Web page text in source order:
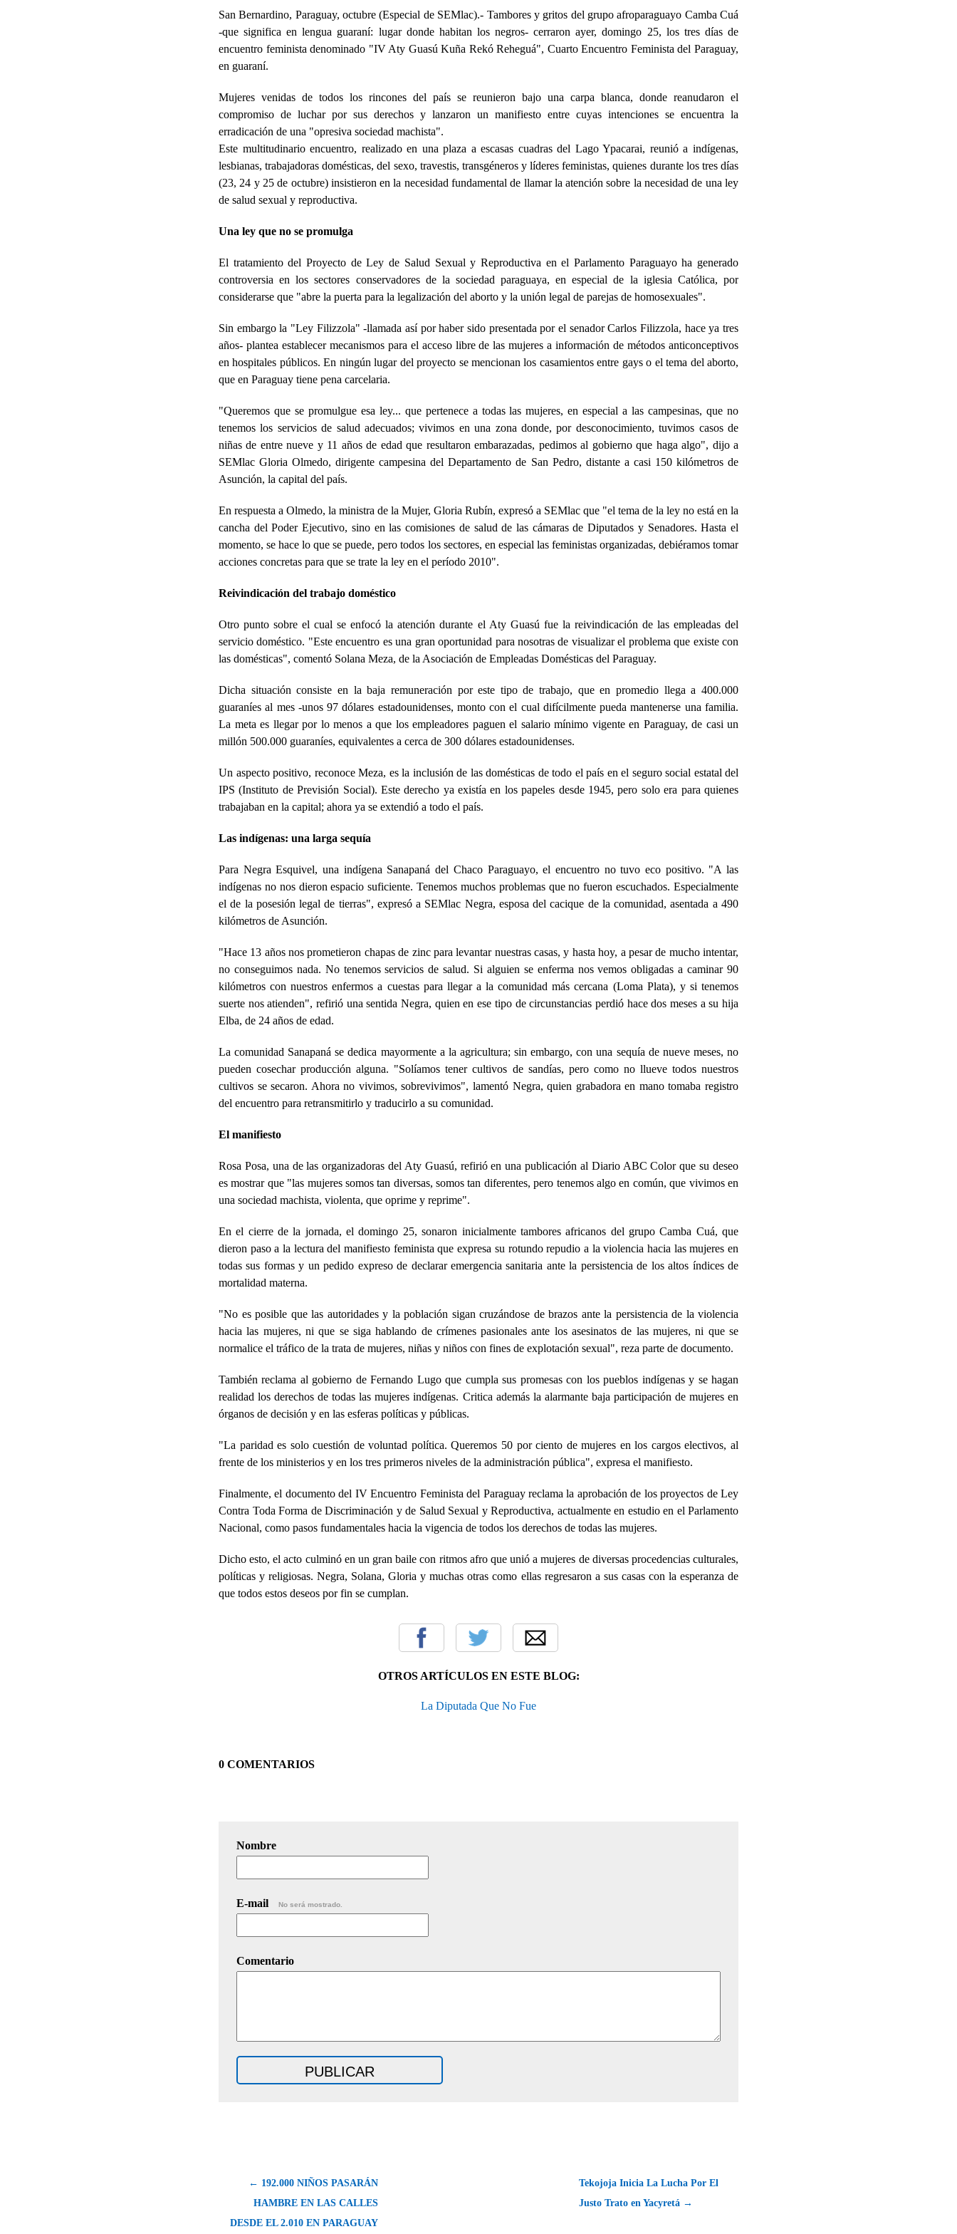
San Bernardino, Paraguay, octubre (Especial de SEMlac).- Tambores y gritos del grupo afroparaguayo Camba Cuá
-que significa en lengua guaraní: lugar donde habitan los negros- cerraron ayer, domingo 25, los tres días de
encuentro feminista denominado "IV Aty Guasú Kuña Rekó Reheguá", Cuarto Encuentro Feminista del Paraguay,
en guaraní.
Mujeres venidas de todos los rincones del país se reunieron bajo una carpa blanca, donde reanudaron el
compromiso de luchar por sus derechos y lanzaron un manifiesto entre cuyas intenciones se encuentra la
erradicación de una "opresiva sociedad machista".
Este multitudinario encuentro, realizado en una plaza a escasas cuadras del Lago Ypacarai, reunió a indígenas,
lesbianas, trabajadoras domésticas, del sexo, travestis, transgéneros y líderes feministas, quienes durante los tres días
(23, 24 y 25 de octubre) insistieron en la necesidad fundamental de llamar la atención sobre la necesidad de una ley
de salud sexual y reproductiva.
Una ley que no se promulga
El tratamiento del Proyecto de Ley de Salud Sexual y Reproductiva en el Parlamento Paraguayo ha generado
controversia en los sectores conservadores de la sociedad paraguaya, en especial de la iglesia Católica, por
considerarse que "abre la puerta para la legalización del aborto y la unión legal de parejas de homosexuales".
Sin embargo la "Ley Filizzola" -llamada así por haber sido presentada por el senador Carlos Filizzola, hace ya tres
años- plantea establecer mecanismos para el acceso libre de las mujeres a información de métodos anticonceptivos
en hospitales públicos. En ningún lugar del proyecto se mencionan los casamientos entre gays o el tema del aborto,
que en Paraguay tiene pena carcelaria.
"Queremos que se promulgue esa ley... que pertenece a todas las mujeres, en especial a las campesinas, que no
tenemos los servicios de salud adecuados; vivimos en una zona donde, por desconocimiento, tuvimos casos de
niñas de entre nueve y 11 años de edad que resultaron embarazadas, pedimos al gobierno que haga algo", dijo a
SEMlac Gloria Olmedo, dirigente campesina del Departamento de San Pedro, distante a casi 150 kilómetros de
Asunción, la capital del país.
En respuesta a Olmedo, la ministra de la Mujer, Gloria Rubín, expresó a SEMlac que "el tema de la ley no está en la
cancha del Poder Ejecutivo, sino en las comisiones de salud de las cámaras de Diputados y Senadores. Hasta el
momento, se hace lo que se puede, pero todos los sectores, en especial las feministas organizadas, debiéramos tomar
acciones concretas para que se trate la ley en el período 2010".
Reivindicación del trabajo doméstico
Otro punto sobre el cual se enfocó la atención durante el Aty Guasú fue la reivindicación de las empleadas del
servicio doméstico. "Este encuentro es una gran oportunidad para nosotras de visualizar el problema que existe con
las domésticas", comentó Solana Meza, de la Asociación de Empleadas Domésticas del Paraguay.
Dicha situación consiste en la baja remuneración por este tipo de trabajo, que en promedio llega a 400.000
guaraníes al mes -unos 97 dólares estadounidenses, monto con el cual difícilmente pueda mantenerse una familia.
La meta es llegar por lo menos a que los empleadores paguen el salario mínimo vigente en Paraguay, de casi un
millón 500.000 guaraníes, equivalentes a cerca de 300 dólares estadounidenses.
Un aspecto positivo, reconoce Meza, es la inclusión de las domésticas de todo el país en el seguro social estatal del
IPS (Instituto de Previsión Social). Este derecho ya existía en los papeles desde 1945, pero solo era para quienes
trabajaban en la capital; ahora ya se extendió a todo el país.
Las indígenas: una larga sequía
Para Negra Esquivel, una indígena Sanapaná del Chaco Paraguayo, el encuentro no tuvo eco positivo. "A las
indígenas no nos dieron espacio suficiente. Tenemos muchos problemas que no fueron escuchados. Especialmente
el de la posesión legal de tierras", expresó a SEMlac Negra, esposa del cacique de la comunidad, asentada a 490
kilómetros de Asunción.
"Hace 13 años nos prometieron chapas de zinc para levantar nuestras casas, y hasta hoy, a pesar de mucho intentar,
no conseguimos nada. No tenemos servicios de salud. Si alguien se enferma nos vemos obligadas a caminar 90
kilómetros con nuestros enfermos a cuestas para llegar a la comunidad más cercana (Loma Plata), y si tenemos
suerte nos atienden", refirió una sentida Negra, quien en ese tipo de circunstancias perdió hace dos meses a su hija
Elba, de 24 años de edad.
La comunidad Sanapaná se dedica mayormente a la agricultura; sin embargo, con una sequía de nueve meses, no
pueden cosechar producción alguna. "Solíamos tener cultivos de sandías, pero como no llueve todos nuestros
cultivos se secaron. Ahora no vivimos, sobrevivimos", lamentó Negra, quien grabadora en mano tomaba registro
del encuentro para retransmitirlo y traducirlo a su comunidad.
El manifiesto
Rosa Posa, una de las organizadoras del Aty Guasú, refirió en una publicación al Diario ABC Color que su deseo
es mostrar que "las mujeres somos tan diversas, somos tan diferentes, pero tenemos algo en común, que vivimos en
una sociedad machista, violenta, que oprime y reprime".
En el cierre de la jornada, el domingo 25, sonaron inicialmente tambores africanos del grupo Camba Cuá, que
dieron paso a la lectura del manifiesto feminista que expresa su rotundo repudio a la violencia hacia las mujeres en
todas sus formas y un pedido expreso de declarar emergencia sanitaria ante la persistencia de los altos índices de
mortalidad materna.
"No es posible que las autoridades y la población sigan cruzándose de brazos ante la persistencia de la violencia
hacia las mujeres, ni que se siga hablando de crímenes pasionales ante los asesinatos de las mujeres, ni que se
normalice el tráfico de la trata de mujeres, niñas y niños con fines de explotación sexual", reza parte de documento.
También reclama al gobierno de Fernando Lugo que cumpla sus promesas con los pueblos indígenas y se hagan
realidad los derechos de todas las mujeres indígenas. Critica además la alarmante baja participación de mujeres en
órganos de decisión y en las esferas políticas y públicas.
"La paridad es solo cuestión de voluntad política. Queremos 50 por ciento de mujeres en los cargos electivos, al
frente de los ministerios y en los tres primeros niveles de la administración pública", expresa el manifiesto.
Finalmente, el documento del IV Encuentro Feminista del Paraguay reclama la aprobación de los proyectos de Ley
Contra Toda Forma de Discriminación y de Salud Sexual y Reproductiva, actualmente en estudio en el Parlamento
Nacional, como pasos fundamentales hacia la vigencia de todos los derechos de todas las mujeres.
Dicho esto, el acto culminó en un gran baile con ritmos afro que unió a mujeres de diversas procedencias culturales,
políticas y religiosas. Negra, Solana, Gloria y muchas otras como ellas regresaron a sus casas con la esperanza de
que todos estos deseos por fin se cumplan.
OTROS ARTÍCULOS EN ESTE BLOG:
La Diputada Que No Fue
0 COMENTARIOS
Nombre
E-mail No será mostrado.
Comentario
← 192.000 NIÑOS PASARÁN
HAMBRE EN LAS CALLES
DESDE EL 2.010 EN PARAGUAY
Tekojoja Inicia La Lucha Por El
Justo Trato en Yacyretá →